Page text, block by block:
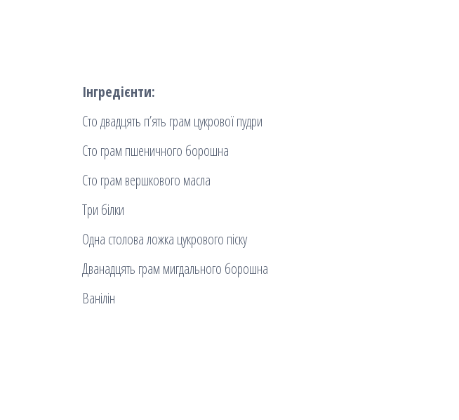
Інгредієнти:
Сто двадцять п’ять грам цукрової пудри
Сто грам пшеничного борошна
Сто грам вершкового масла
Три білки
Одна столова ложка цукрового піску
Дванадцять грам мигдального борошна
Ванілін